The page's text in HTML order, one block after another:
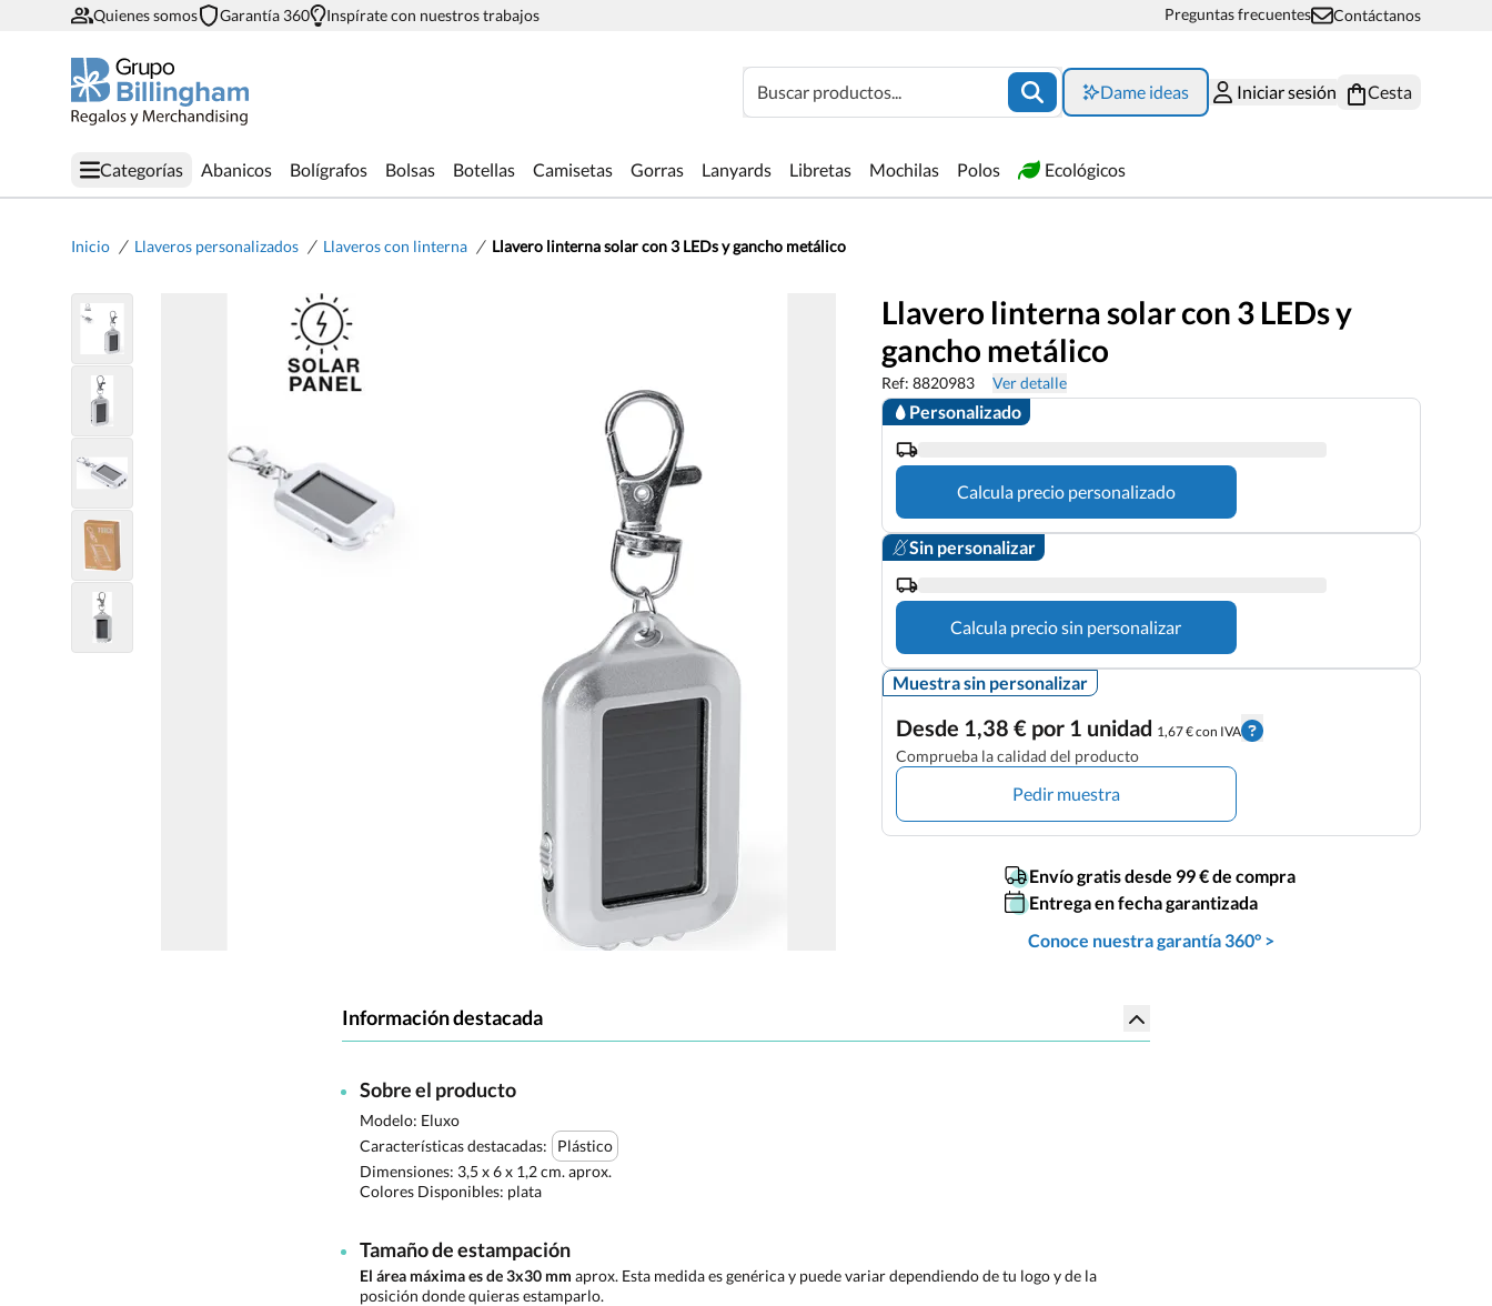
Quienes somos Garantía 360 Inspírate con nuestros trabajos Preguntas frecuentes Contáctanos
Buscar productos... Dame ideas Iniciar sesión Cesta
Categorías Abanicos Bolígrafos Bolsas Botellas Camisetas Gorras Lanyards Libretas Mochilas Polos Ecológicos
Inicio / Llaveros personalizados / Llaveros con linterna / Llavero linterna solar con 3 LEDs y gancho metálico
Llavero linterna solar con 3 LEDs y
gancho metálico
Ref: 8820983 Ver detalle
Personalizado
Calcula precio personalizado
Sin personalizar
Calcula precio sin personalizar
Muestra sin personalizar
Desde 1,38 € por 1 unidad 1,67 € con IVA
Comprueba la calidad del producto
Pedir muestra
Envío gratis desde 99 € de compra
Entrega en fecha garantizada
Conoce nuestra garantía 360° >
Información destacada
Sobre el producto
Modelo: Eluxo
Características destacadas:
Plástico
Dimensiones: 3,5 x 6 x 1,2 cm. aprox.
Colores Disponibles: plata
Tamaño de estampación
El área máxima es de 3x30 mm aprox. Esta medida es genérica y puede variar dependiendo de tu logo y de la
posición donde quieras estamparlo.